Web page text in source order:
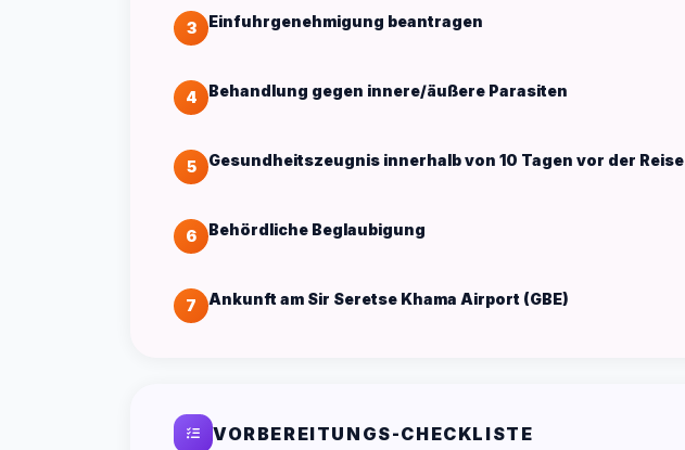
3 Einfuhrgenehmigung beantragen
4 Behandlung gegen innere/äußere Parasiten
5 Gesundheitszeugnis innerhalb von 10 Tagen vor der Reise
6 Behördliche Beglaubigung
7 Ankunft am Sir Seretse Khama Airport (GBE)
VORBEREITUNGS-CHECKLISTE